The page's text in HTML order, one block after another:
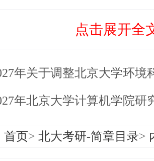
域，是集成电路学科前
能硬件设计等研究方
接口芯片、高速通信
点击展开全
年关于调整北京大学环境科学与工程学院全国硕士研
年北京大学计算机学院研
首页> 北大考研-简章目录>